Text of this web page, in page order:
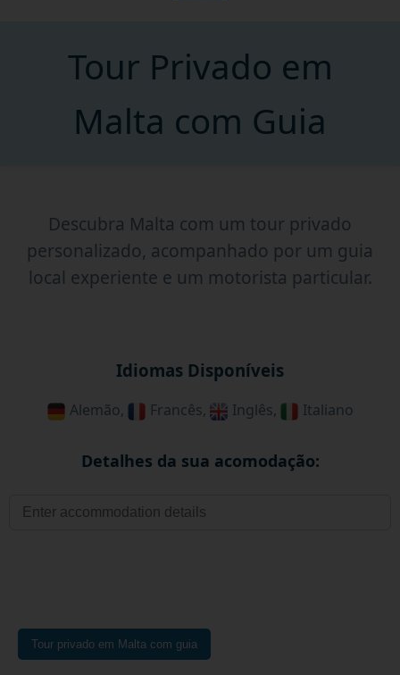
Tour Privado em
Malta com Guia
Descubra Malta com um tour privado
personalizado, acompanhado por um guia
local experiente e um motorista particular.
Idiomas Disponíveis
Alemão, Francês, Inglês, Italiano
Detalhes da sua acomodação:
Tour privado em Malta com guia